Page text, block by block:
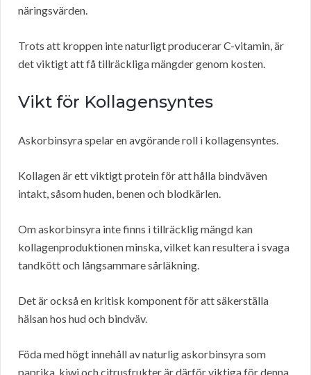
näringsvärden.
Trots att kroppen inte naturligt producerar C-vitamin, är
det viktigt att få tillräckliga mängder genom kosten.
Vikt för Kollagensyntes
Askorbinsyra spelar en avgörande roll i kollagensyntes.
Kollagen är ett viktigt protein för att hålla bindväven
intakt, såsom huden, benen och blodkärlen.
Om askorbinsyra inte finns i tillräcklig mängd kan
kollagenproduktionen minska, vilket kan resultera i svaga
tandkött och långsammare sårläkning.
Det är också en kritisk komponent för att säkerställa
hälsan hos hud och bindväv.
Föda med högt innehåll av naturlig askorbinsyra som
paprika, kiwi och citrusfrukter är därför viktiga för denna